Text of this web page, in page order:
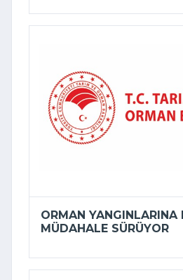
ORMAN YANGINLARINA
MÜDAHALE SÜRÜYOR